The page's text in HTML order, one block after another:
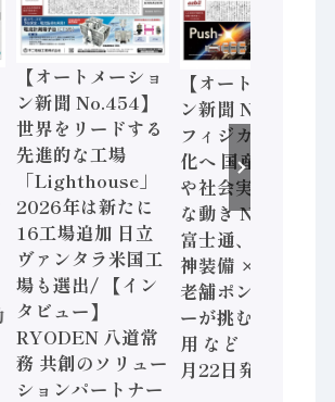
【オートメーショ
ン新聞 No.454】
世界をリードする
先進的な工場
「Lighthouse」
2026年は新たに
16工場追加 日立
ヴァンタラ米国工
場も選出/ 【イン
タビュー】
RYODEN 八道常
務 共創のソリュー
ションパートナー
【オートメーショ
ン新聞 No.453】
フィジカルAI本格
化へ 国産AI開発
や社会実装に活発
な動き Noetra、
富士通、日立 / 兵
神装備 × HMS、
老舗ポンプメーカ
ーが挑むデータ活
用 など（2026年7
月22日発行）